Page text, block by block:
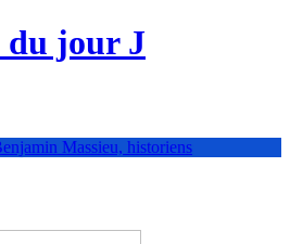
du jour J
Massieu, historiens